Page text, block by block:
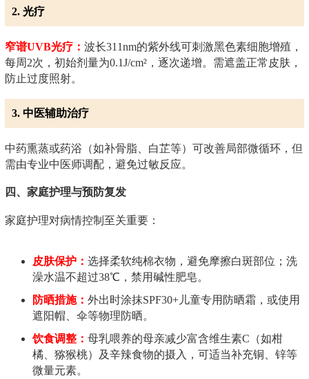
2. 光疗
窄谱UVB光疗： 波长311nm的紫外线可刺激黑色素细胞增殖，
每周2次，初始剂量为0.1J/cm²，逐次递增。需遮盖正常皮肤，
防止过度照射。
3. 中医辅助治疗
中药熏蒸或药浴（如补骨脂、白芷等）可改善局部微循环，但
需由专业中医师调配，避免过敏反应。
四、家庭护理与预防复发
家庭护理对病情控制至关重要：
皮肤保护： 选择柔软纯棉衣物，避免摩擦白斑部位；洗
澡水温不超过38℃，禁用碱性肥皂。
防晒措施： 外出时涂抹SPF30+儿童专用防晒霜，或使用
遮阳帽、伞等物理防晒。
饮食调整： 母乳喂养的母亲减少富含维生素C（如柑
橘、猕猴桃）及辛辣食物的摄入，可适当补充铜、锌等
微量元素。